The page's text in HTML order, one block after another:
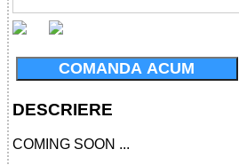
COMANDA ACUM
DESCRIERE
COMING SOON ...